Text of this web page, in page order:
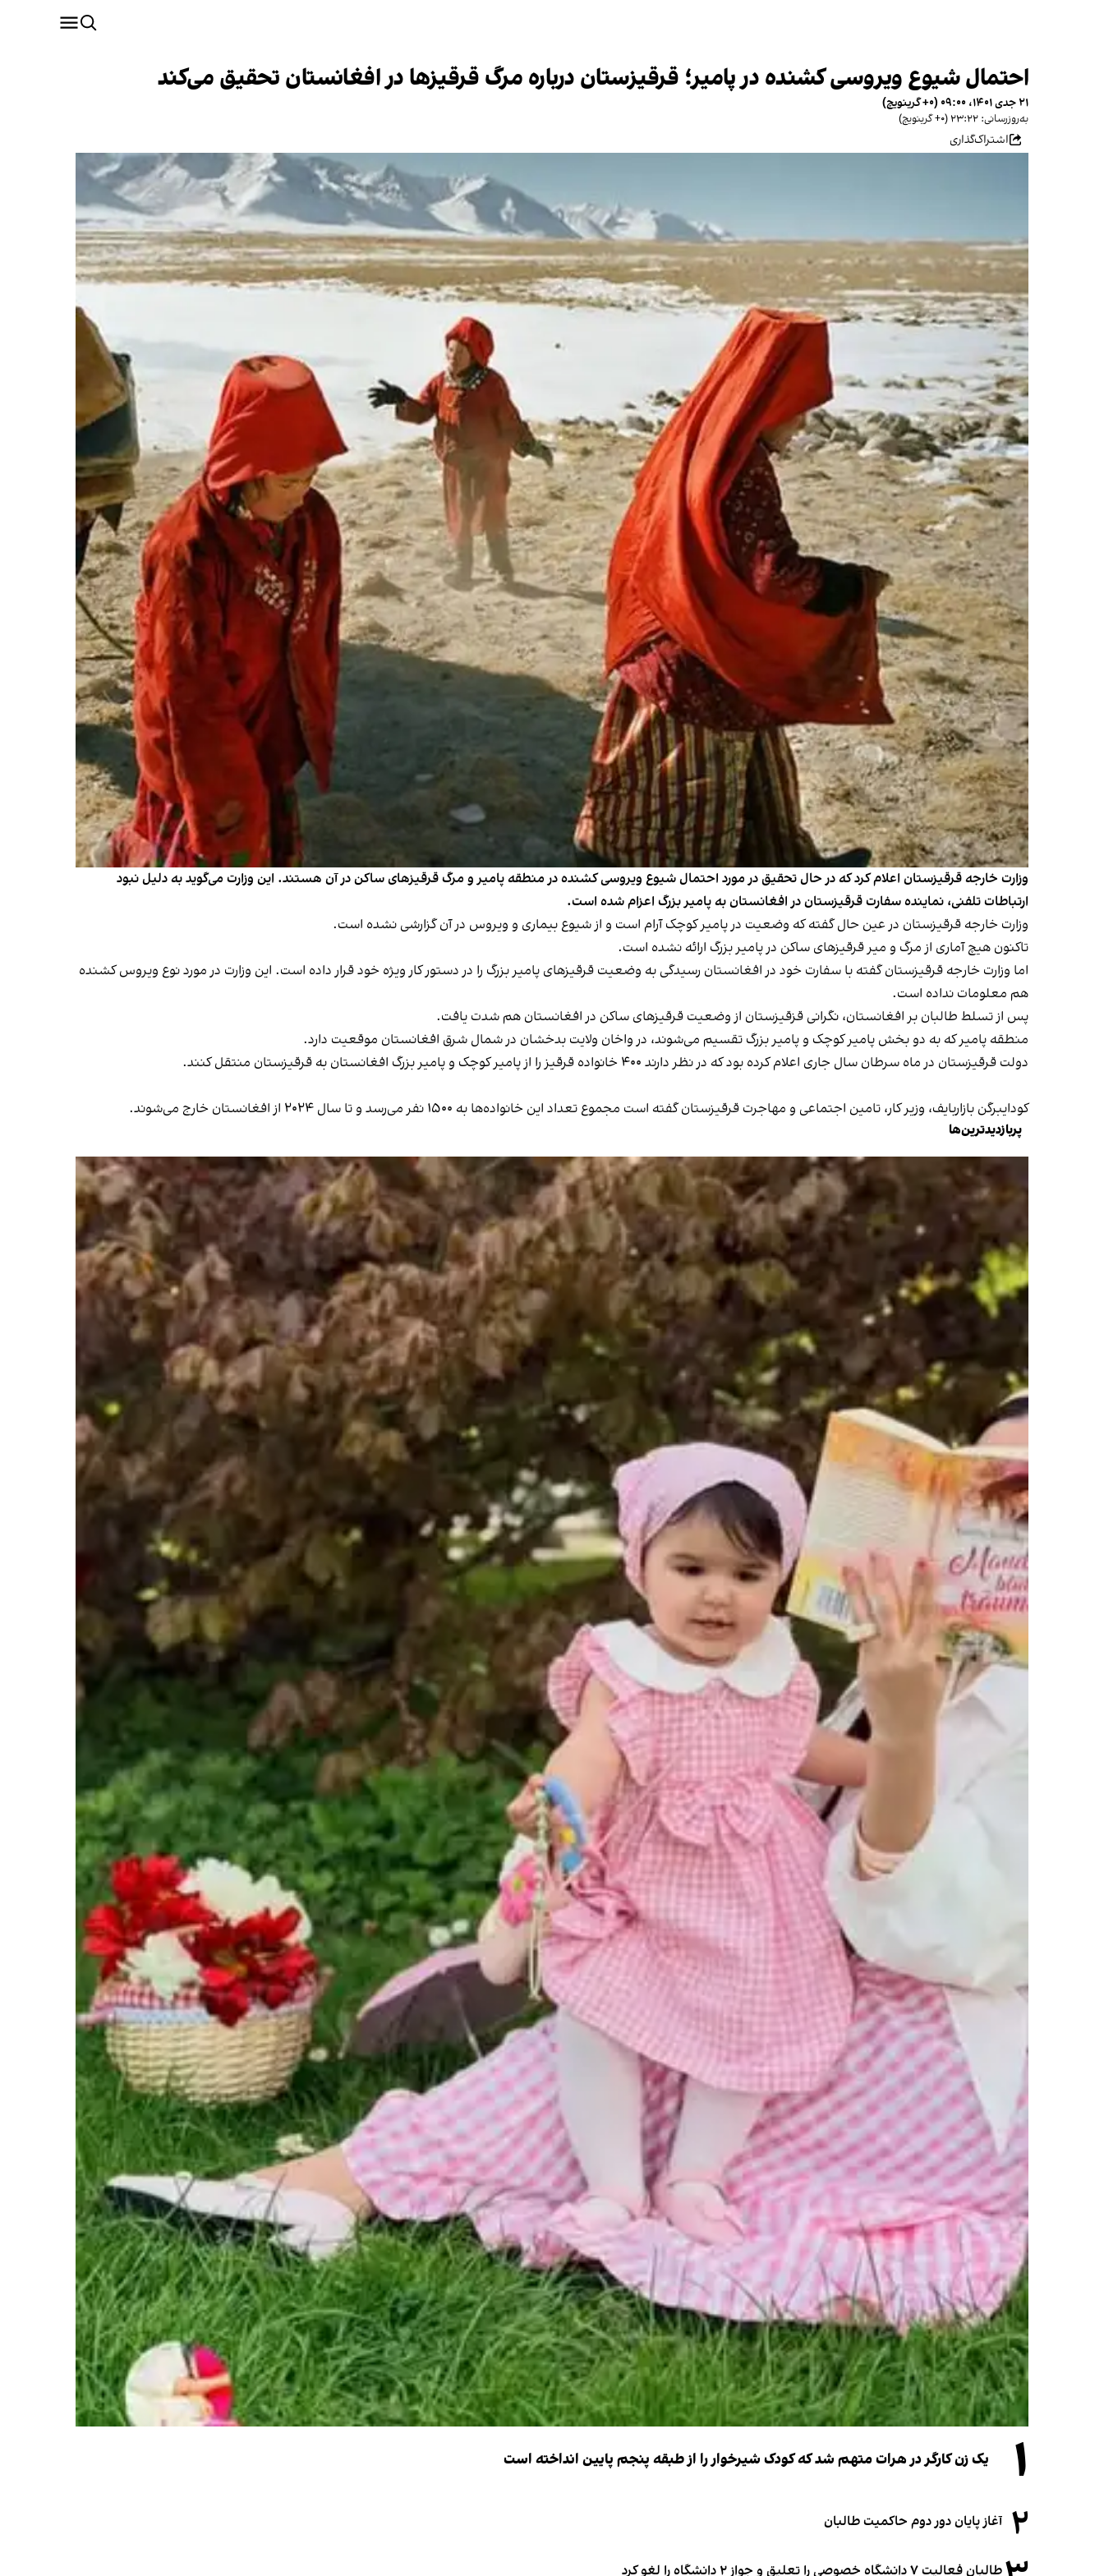
احتمال شیوع ویروسی کشنده در پامیر؛ قرقیزستان درباره مرگ قرقیزها در افغانستان تحقیق می‌کند
۲۱ جدی ۱۴۰۱، ۰۹:۰۰ (‎+۰ گرینویچ)
به‌روزرسانی: ۲۳:۲۲ (‎+۰ گرینویچ)
اشتراک‌گذاری
وزارت خارجه قرقیزستان اعلام کرد که در حال تحقیق در مورد احتمال شیوع ویروسی کشنده در منطقه پامیر و مرگ قرقیزهای ساکن در آن هستند. این وزارت می‌گوید به دلیل نبود
ارتباطات تلفنی، نماینده سفارت قرقیزستان در افغانستان به پامیر بزرگ اعزام شده است.
وزارت خارجه قرقیزستان در عین حال گفته که وضعیت در پامیر کوچک آرام است و از شیوع بیماری و ویروس در آن گزارشی نشده است.
تاکنون هیچ آماری از مرگ و میر قرقیزهای ساکن در پامیر بزرگ ارائه نشده است.
اما وزارت خارجه قرقیزستان گفته با سفارت خود در افغانستان رسیدگی به وضعیت قرقیزهای پامیر بزرگ را در دستور کار ویژه خود قرار داده است. این وزارت در مورد نوع ویروس کشنده
هم معلومات نداده است.
پس از تسلط طالبان بر افغانستان، نگرانی قزقیزستان از وضعیت قرقیزهای ساکن در افغانستان هم شدت یافت.
منطقه پامیر که به دو بخش پامیر کوچک و پامیر بزرگ تقسیم می‌شوند، در واخان ولایت بدخشان در شمال شرق افغانستان موقعیت دارد.
دولت قرقیزستان در ماه سرطان سال جاری اعلام کرده بود که در نظر دارند ۴۰۰ خانواده قرقیز را از پامیر کوچک و پامیر بزرگ افغانستان به قرقیزستان منتقل کنند.
کودایبرگن بازاربایف، وزیر کار، تامین اجتماعی و مهاجرت قرقیزستان گفته است مجموع تعداد این خانواده‌ها به ۱۵۰۰ نفر می‌رسد و تا سال ۲۰۲۴ از افغانستان خارج می‌شوند.
پربازدیدترین‌ها
۱ یک زن کارگر در هرات متهم شد که کودک شیرخوار را از طبقه پنجم پایین انداخته است
۲ آغاز پایان دور دوم حاکمیت طالبان
طالبان فعالیت ۷ دانشگاه خصوصی را تعلیق و جواز ۲ دانشگاه را لغو کرد